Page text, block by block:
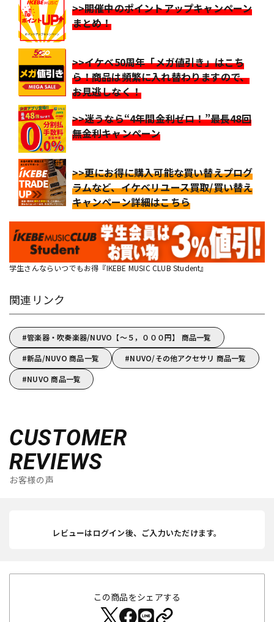
>>開催中のポイントアップキャンペーン
まとめ！
>>イケベ50周年「メガ値引き」はこち
ら！商品は頻繁に入れ替わりますので、
お見逃しなく！
>>迷うなら“4年間金利ゼロ！”最長48回
無金利キャンペーン
>>更にお得に購入可能な買い替えプログ
ラムなど、イケベリユース買取/買い替え
キャンペーン詳細はこちら
学生さんならいつでもお得『IKEBE MUSIC CLUB Student』
関連リンク
管楽器・吹奏楽器/NUVO【～５，０００円】 商品一覧
新品/NUVO 商品一覧
NUVO/その他アクセサリ 商品一覧
NUVO 商品一覧
CUSTOMER
REVIEWS
お客様の声
レビューはログイン後、ご入力いただけます。
この商品をシェアする